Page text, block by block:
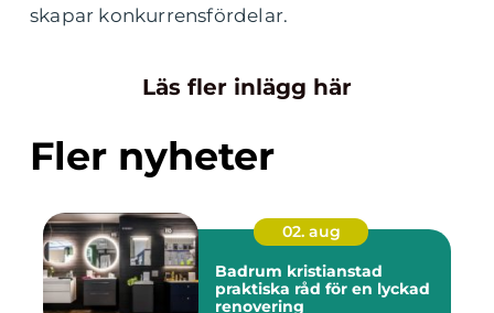
skapar konkurrensfördelar.
Läs fler inlägg här
Fler nyheter
02. aug
Badrum kristianstad
praktiska råd för en lyckad
renovering